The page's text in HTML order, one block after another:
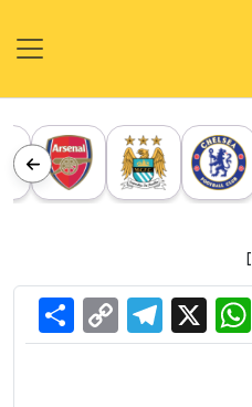
]
Facebook
WhatsApp
X
Link